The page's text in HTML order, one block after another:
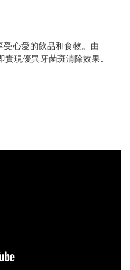
心愛的飲品和食物。由
實現優異牙菌斑清除效果.